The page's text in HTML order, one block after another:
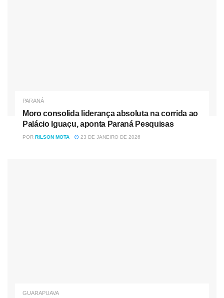
PARANÁ
Moro consolida liderança absoluta na corrida ao
Palácio Iguaçu, aponta Paraná Pesquisas
POR RILSON MOTA 23 DE JANEIRO DE 2026
GUARAPUAVA